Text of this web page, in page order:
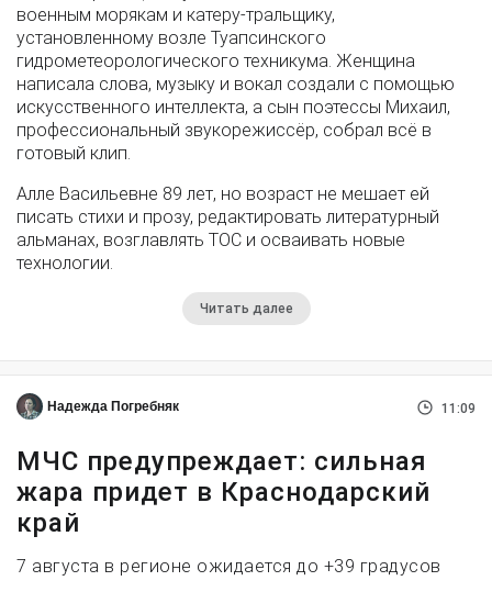
военным морякам и катеру-тральщику,
установленному возле Туапсинского
гидрометеорологического техникума. Женщина
написала слова, музыку и вокал создали с помощью
искусственного интеллекта, а сын поэтессы Михаил,
профессиональный звукорежиссёр, собрал всё в
готовый клип.
Алле Васильевне 89 лет, но возраст не мешает ей
писать стихи и прозу, редактировать литературный
альманах, возглавлять ТОС и осваивать новые
технологии.
Читать далее
Надежда Погребняк 11:09
МЧС предупреждает: сильная
жара придет в Краснодарский
край
7 августа в регионе ожидается до +39 градусов